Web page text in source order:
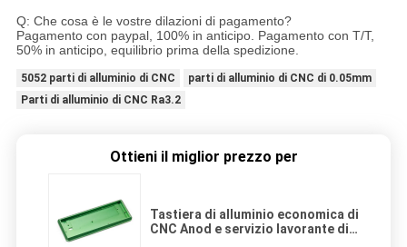
Q: Che cosa è le vostre dilazioni di pagamento?
Pagamento con paypal, 100% in anticipo. Pagamento con T/T,
50% in anticipo, equilibrio prima della spedizione.
5052 parti di alluminio di CNC
parti di alluminio di CNC di 0.05mm
Parti di alluminio di CNC Ra3.2
Ottieni il miglior prezzo per
Tastiera di alluminio economica di
CNC Anod e servizio lavorante di